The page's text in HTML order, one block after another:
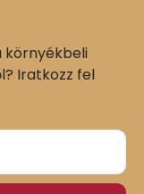
környékbeli
Iratkozz fel